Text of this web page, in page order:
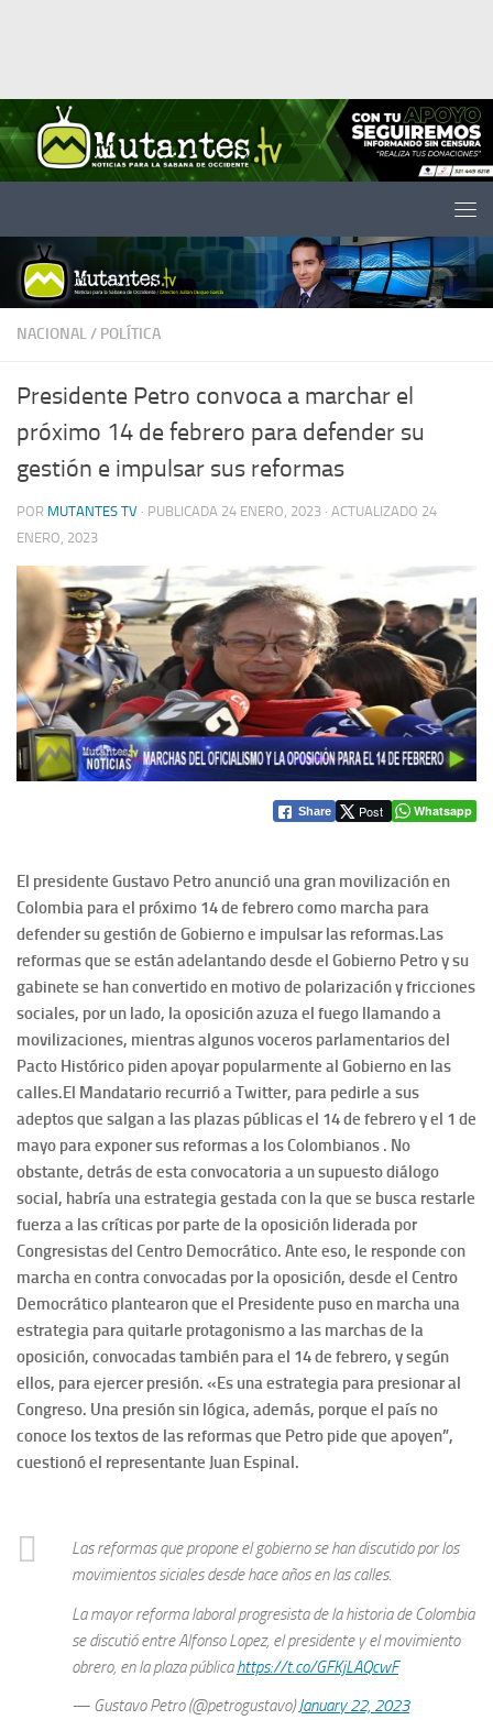
NACIONAL/ POLÍTICA
Presidente Petro convoca a marchar el
próximo 14 de febrero para defender su
gestión e impulsar sus reformas
POR MUTANTES TV · PUBLICADA 24 ENERO, 2023 · ACTUALIZADO 24
ENERO, 2023
Share Post Whatsapp
El presidente Gustavo Petro anunció una gran movilización en
Colombia para el próximo 14 de febrero como marcha para
defender su gestión de Gobierno e impulsar las reformas. Las
reformas que se están adelantando desde el Gobierno Petro y su
gabinete se han convertido en motivo de polarización y fricciones
sociales, por un lado, la oposición azuza el fuego llamando a
movilizaciones, mientras algunos voceros parlamentarios del
Pacto Histórico piden apoyar popularmente al Gobierno en las
calles. El Mandatario recurrió a Twitter, para pedirle a sus
adeptos que salgan a las plazas públicas el 14 de febrero y el 1 de
mayo para exponer sus reformas a los Colombianos . No
obstante, detrás de esta convocatoria a un supuesto diálogo
social, habría una estrategia gestada con la que se busca restarle
fuerza a las críticas por parte de la oposición liderada por
Congresistas del Centro Democrático. Ante eso, le responde con
marcha en contra convocadas por la oposición, desde el Centro
Democrático plantearon que el Presidente puso en marcha una
estrategia para quitarle protagonismo a las marchas de la
oposición, convocadas también para el 14 de febrero, y según
ellos, para ejercer presión. «Es una estrategia para presionar al
Congreso. Una presión sin lógica, además, porque el país no
conoce los textos de las reformas que Petro pide que apoyen”,
cuestionó el representante Juan Espinal.
Las reformas que propone el gobierno se han discutido por los
movimientos siciales desde hace años en las calles.
La mayor reforma laboral progresista de la historia de Colombia
se discutió entre Alfonso Lopez, el presidente y el movimiento
obrero, en la plaza públicahttps://t.co/GFKjLAQcwF
— Gustavo Petro (@petrogustavo)January 22, 2023